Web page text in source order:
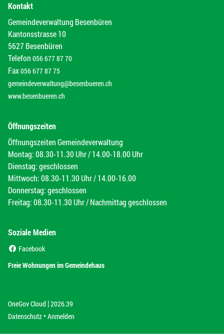
Kontakt
Gemeindeverwaltung Besenbüren
Kantonsstrasse 10
5627 Besenbüren
Telefon 056 677 87 70
Fax056 677 87 75
gemeindeverwaltung@besenbueren.ch
www.besenbueren.ch
Öffnungszeiten
Öffnungszeiten Gemeindeverwaltung
Montag: 08.30-11.30 Uhr / 14.00-18.00 Uhr
Dienstag: geschlossen
Mittwoch: 08.30-11.30 Uhr / 14.00-16.00
Donnerstag: geschlossen
Freitag: 08.30-11.30 Uhr / Nachmittag geschlossen
Soziale Medien
Facebook
Freie Wohnungen im Gemeindehaus
OneGov Cloud (External Link)
|2026.39
Datenschutz (External Link)
Anmelden